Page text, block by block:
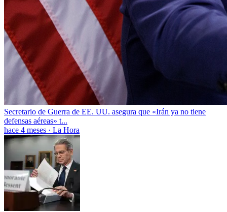
Secretario de Guerra de EE. UU. asegura que «Irán ya no tiene
defensas aéreas» t...
hace 4 meses · La Hora